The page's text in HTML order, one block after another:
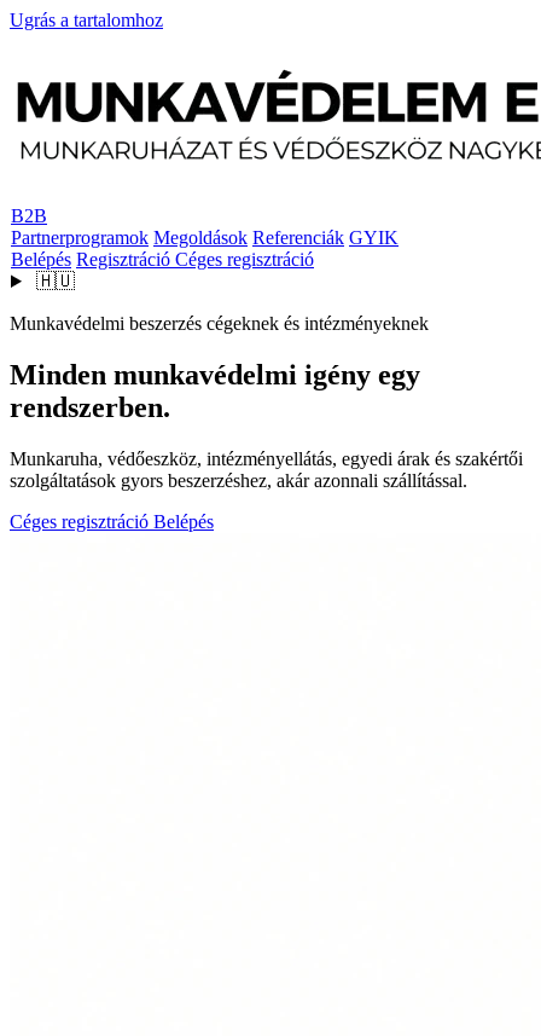
Ugrás a tartalomhoz
B2B
Partnerprogramok Megoldások Referenciák GYIK
Belépés Regisztráció Céges regisztráció
🇭🇺
Munkavédelmi beszerzés cégeknek és intézményeknek
Minden munkavédelmi igény egy
rendszerben.
Munkaruha, védőeszköz, intézményellátás, egyedi árak és szakértői
szolgáltatások gyors beszerzéshez, akár azonnali szállítással.
Céges regisztráció Belépés